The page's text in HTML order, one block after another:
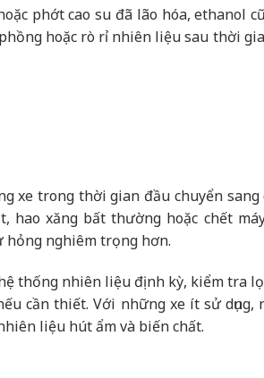
phớt cao su đã lão hóa, ethanol
hoặc rò rỉ nhiên liệu sau thời
xe trong thời gian đầu chuyển sang
hao xăng bất thường hoặc chết
hỏng nghiêm trọng hơn.
thống nhiên liệu định kỳ, kiểm tra
cần thiết. Với những xe ít sử dụng,
liệu hút ẩm và biến chất.